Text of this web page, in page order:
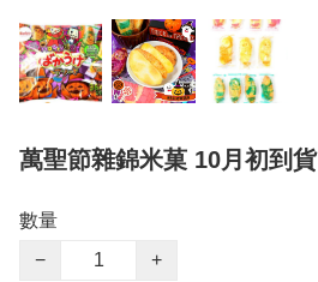
萬聖節雜錦米菓 10月初到貨
數量
−
+